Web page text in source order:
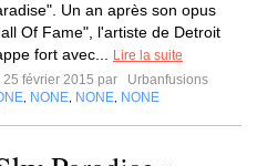
Un an après son opus
Of Fame", l'artiste de Detroit
fort avec...
Lire la suite
25 février 2015 par
Urbanfusions
NONE NONE NONE